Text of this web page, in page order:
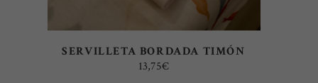
SERVILLETA BORDADA TIMÓN
13,75€